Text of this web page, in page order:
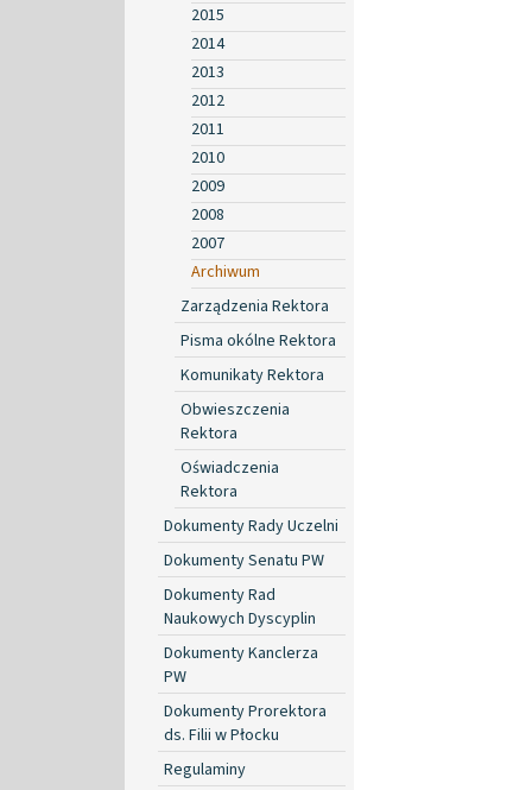
2015
2014
2013
2012
2011
2010
2009
2008
2007
Archiwum
Zarządzenia Rektora
Pisma okólne Rektora
Komunikaty Rektora
Obwieszczenia
Rektora
Oświadczenia
Rektora
Dokumenty Rady Uczelni
Dokumenty Senatu PW
Dokumenty Rad
Naukowych Dyscyplin
Dokumenty Kanclerza
PW
Dokumenty Prorektora
ds. Filii w Płocku
Regulaminy